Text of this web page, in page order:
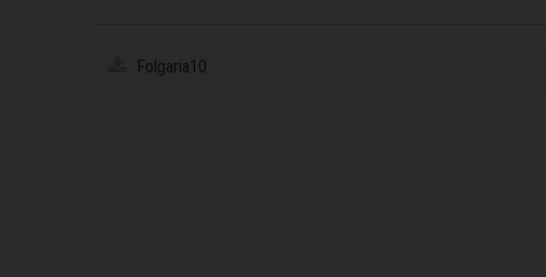
Folgaria10